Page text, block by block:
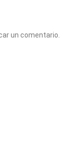
un comentario.